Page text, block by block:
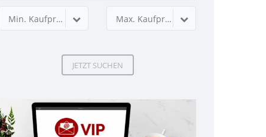
Min. Kaufpreis Max. Kaufpreis
JETZT SUCHEN